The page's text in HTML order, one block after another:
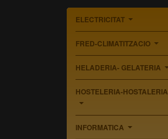
ELECTRICITAT
FRED-CLIMATITZACIO
HELADERIA- GELATERIA
HOSTELERIA-HOSTALERIA
INFORMATICA